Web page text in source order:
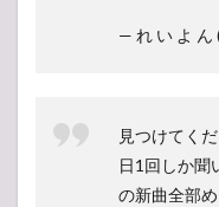
— れ い よ ん
見つけてく
日1回しか聞
の新曲全部